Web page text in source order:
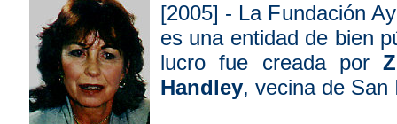
[2005] - La Fundación
es una entidad de bien
lucro fue creada por
Handley, vecina de San